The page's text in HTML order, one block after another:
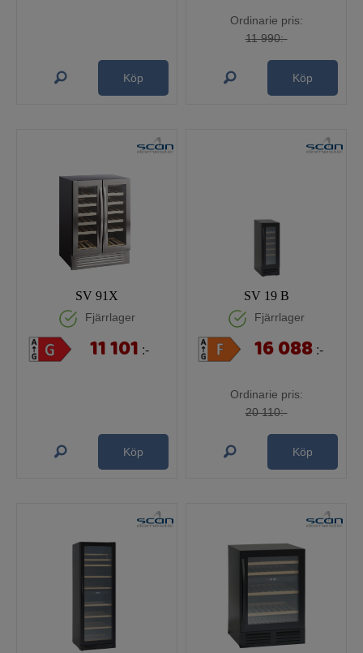
Köp
Ordinarie pris:
11 990:-
Köp
SV 91X
Fjärrlager
11 101 :-
Köp
SV 19 B
Fjärrlager
16 088 :-
Ordinarie pris:
20 110:-
Köp